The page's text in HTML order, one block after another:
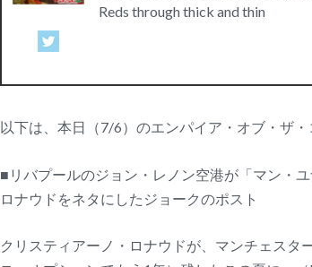
Reds through thick and thin
以下は、本日（7/6）のエンパイア・オブ・ザ・
■リバプールのジョン・レノン空港が「マン・
ロナウドをネタにしたジョークのポスト
クリスティアーノ・ロナウドが、マンチェスタ